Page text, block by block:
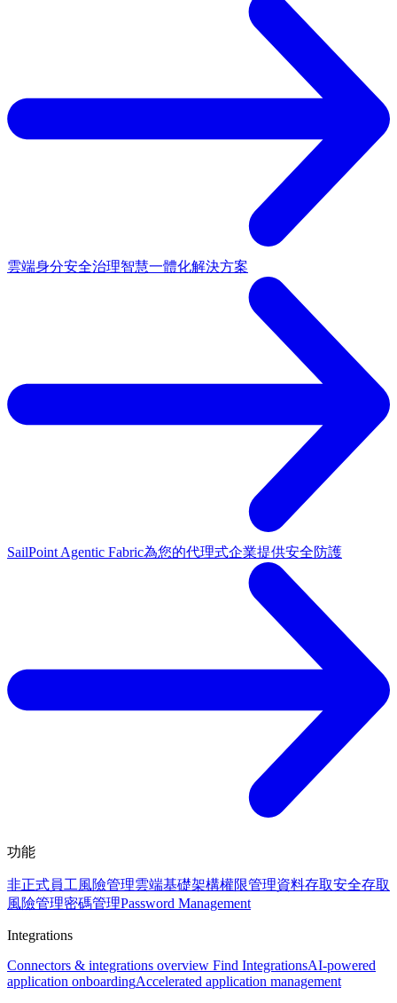
雲端身分安全治理智慧一體化解決方案
SailPoint Agentic Fabric為您的代理式企業提供安全防護
功能
非正式員工風險管理雲端基礎架構權限管理資料存取安全存取
風險管理密碼管理Password Management
Integrations
Connectors & integrations overview Find IntegrationsAI-powered
application onboardingAccelerated application management